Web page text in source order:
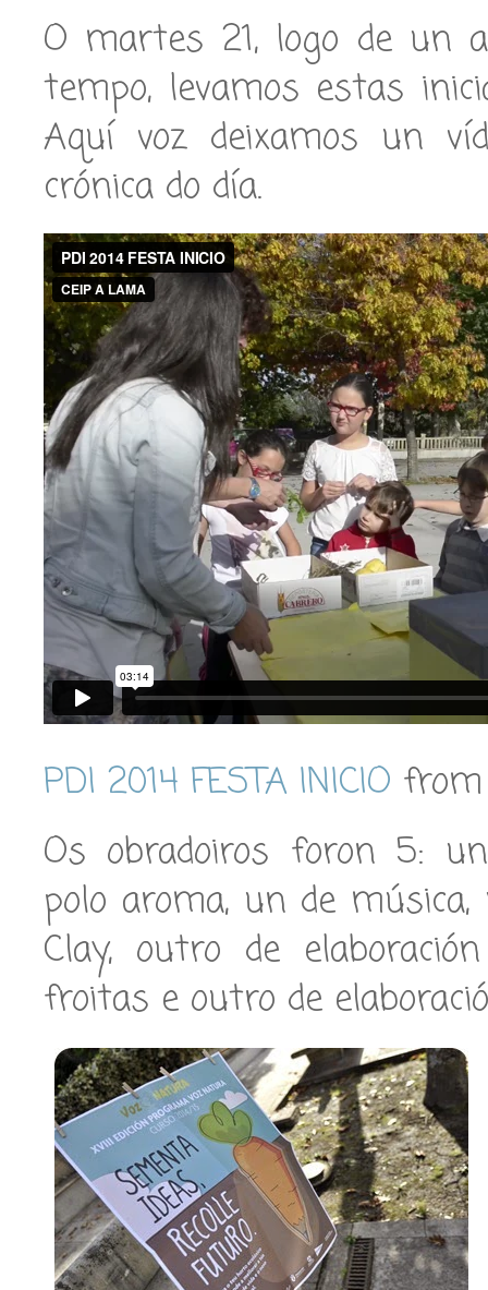
O martes 21, logo de un
tempo, levamos estas
Aquí voz deixamos un
crónica do día.
PDI 2014 FESTA INICIO
Os obradoiros foron 5:
polo aroma, un de
Clay, outro de
froitas e outro de